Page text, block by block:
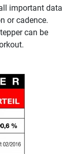
important data
or cadence.
can be